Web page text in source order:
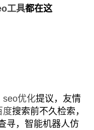
工具都在这
seo优化提议，友情
度搜索前不久检索，
寻，智能机器人仿